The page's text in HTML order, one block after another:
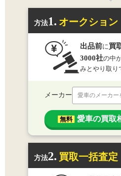
方法1. オークション
出品前に 買
3000社の中
みとやり取り
メーカー 愛車のメーカー
無料 愛車の買取
方法2. 買取一括査定